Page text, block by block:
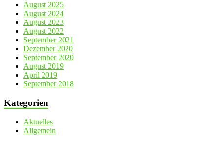
August 2025
August 2024
August 2023
August 2022
September 2021
Dezember 2020
September 2020
August 2019
April 2019
September 2018
Kategorien
Aktuelles
Allgemein